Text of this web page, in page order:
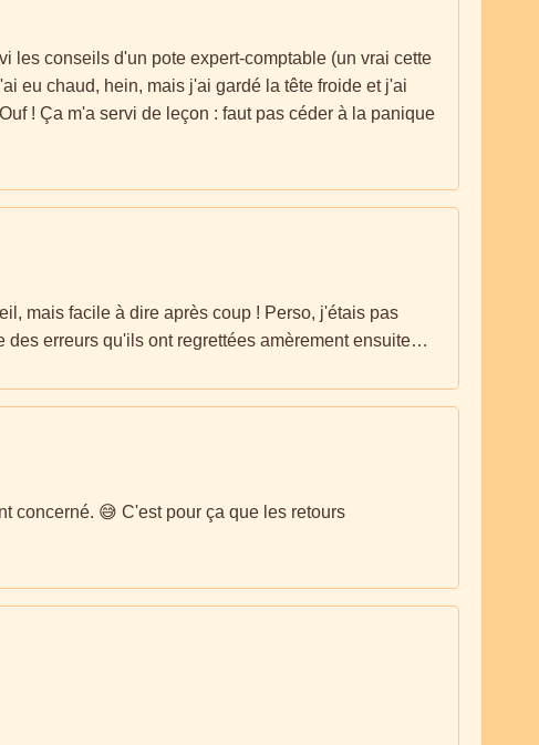
les conseils d'un pote expert-comptable (un vrai cette
eu chaud, hein, mais j'ai gardé la tête froide et j'ai
! Ça m'a servi de leçon : faut pas céder à la panique
mais facile à dire après coup ! Perso, j'étais pas
des erreurs qu'ils ont regrettées amèrement ensuite…
concerné. 😅 C'est pour ça que les retours